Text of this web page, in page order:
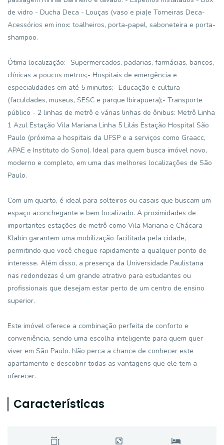
de vidro - Ducha Deca - Louças (vaso e pia)e Torneiras Deca-
Acessórios em inox: toalheiros, porta-papel, saboneteira e porta-
shampoo.
Ótima localização:- Supermercados, padarias, farmácias, bancos,
clínicas a poucos metros;- Hospitais de emergência e
especialidades em até 5 minutos;- Educação e cultura
(faculdades, museus, SESC e parque Ibirapuera);- Transporte
público - 2 linhas de metrô e várias linhas de ônibus: Metrô Linha
1 Azul Estação Vila Mariana Linha 5 Lilás Estação Hospital São
Paulo (próxima a hospitais da UFSP e a serviços como Graacc,
APAE e Instituto do Sono). Ideal para quem busca imóvel novo,
moderno e completo, em uma das melhores localizações de São
Paulo.
Com um quarto, é ideal para solteiros ou casais que buscam um
espaço aconchegante e bem localizado. A proximidades de
importantes estações de metrô como Vila Mariana e Chácara
Klabin garantem uma mobilização facilitada pela cidade,
permitindo que você chegue rapidamente a qualquer ponto de
interesse. Além disso, a presença da Universidade Paulistana
nas redondezas é um grande atrativo para estudantes ou
profissionais que desejam estar perto de um centro de ensino
superior.
Este imóvel oferece a combinação perfeita de conforto e
conveniência, sendo uma escolha inteligente para quem quer
viver em São Paulo. Não perca a chance de conhecer este
apartamento e descobrir todas as vantagens que ele tem a
oferecer.
Características